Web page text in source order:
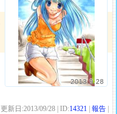
2013.9.28
| 更新日:2013/09/28 | ID:14321 |報告